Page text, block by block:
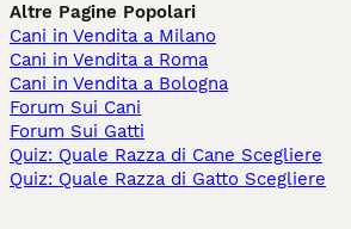
Altre Pagine Popolari
Cani in Vendita a Milano
Cani in Vendita a Roma
Cani in Vendita a Bologna
Forum Sui Cani
Forum Sui Gatti
Quiz: Quale Razza di Cane Scegliere
Quiz: Quale Razza di Gatto Scegliere